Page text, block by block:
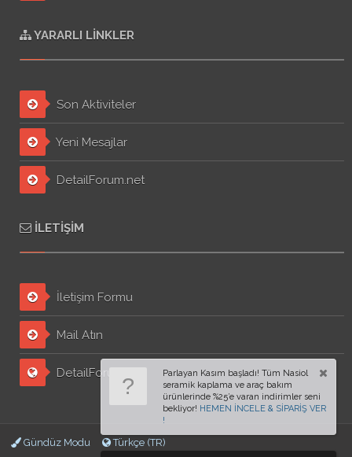
YARARLI LINKLER
Son Aktiviteler
Yeni Mesajlar
DetailForum.net
İLETIŞIM
İletişim Formu
Mail Atın
DetailForum.org
Gündüz Modu Türkçe (TR)
Parlayan Kasım başladı! Tüm Nasiol